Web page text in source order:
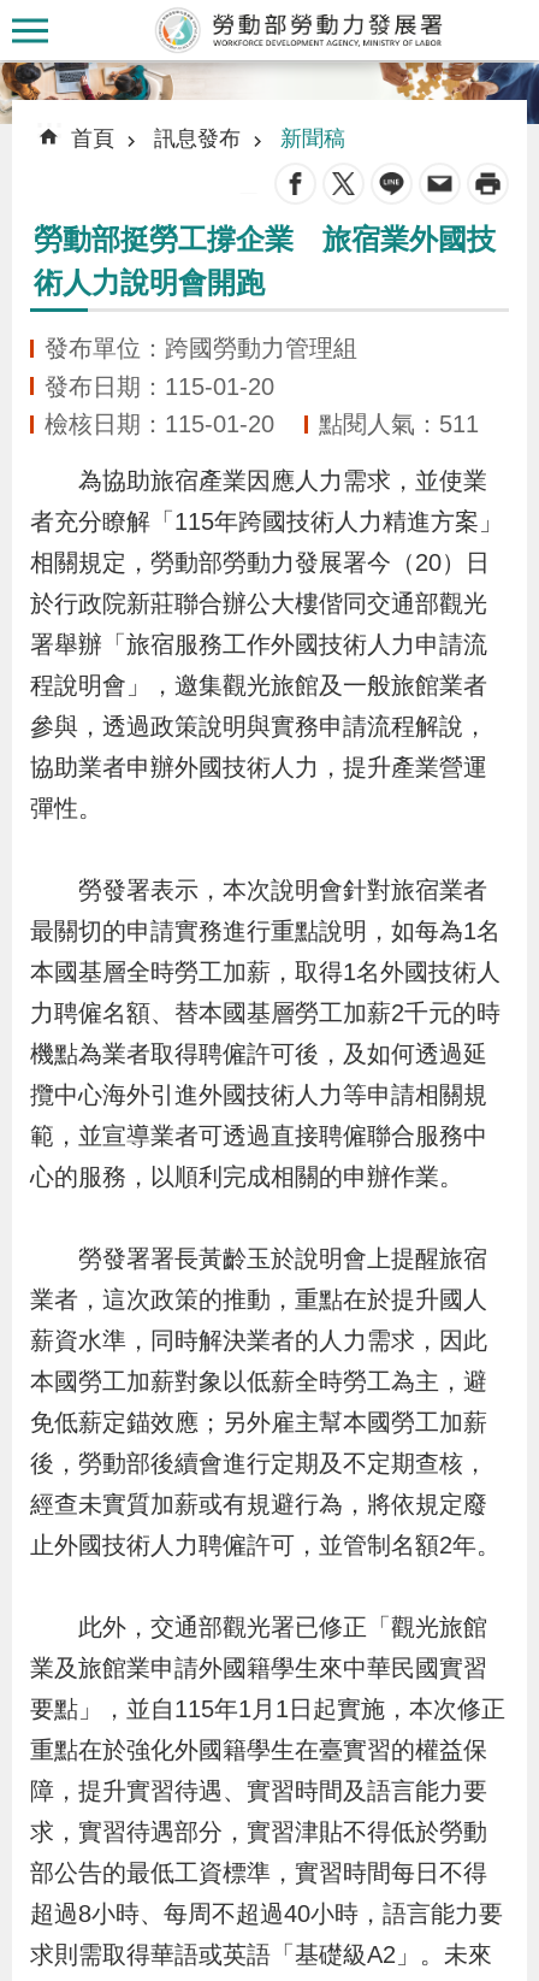
跳到主要內容區塊
認
識
署
訊
發
布
為
民
服
務
業
區
線
上
申
辦
宣
區
相
關
連
結
網
覽
民
箱
文
服
統
訊
E
l
i
s
h
回
R
隱
私
權
:::
::: 首頁 訊息發布 新聞稿
勞動部挺勞工撐企業 旅宿業外國技
術人力說明會開跑
發布單位：跨國勞動力管理組
發布日期：115-01-20
檢核日期：115-01-20
點閱人氣：511
為協助旅宿產業因應人力需求，並使業
者充分瞭解「115年跨國技術人力精進方案」
相關規定，勞動部勞動力發展署今（20）日
於行政院新莊聯合辦公大樓偕同交通部觀光
署舉辦「旅宿服務工作外國技術人力申請流
程說明會」，邀集觀光旅館及一般旅館業者
參與，透過政策說明與實務申請流程解說，
協助業者申辦外國技術人力，提升產業營運
彈性。
勞發署表示，本次說明會針對旅宿業者
最關切的申請實務進行重點說明，如每為1名
本國基層全時勞工加薪，取得1名外國技術人
力聘僱名額、替本國基層勞工加薪2千元的時
機點為業者取得聘僱許可後，及如何透過延
攬中心海外引進外國技術人力等申請相關規
範，並宣導業者可透過直接聘僱聯合服務中
心的服務，以順利完成相關的申辦作業。
勞發署署長黃齡玉於說明會上提醒旅宿
業者，這次政策的推動，重點在於提升國人
薪資水準，同時解決業者的人力需求，因此
本國勞工加薪對象以低薪全時勞工為主，避
免低薪定錨效應；另外雇主幫本國勞工加薪
後，勞動部後續會進行定期及不定期查核，
經查未實質加薪或有規避行為，將依規定廢
止外國技術人力聘僱許可，並管制名額2年。
此外，交通部觀光署已修正「觀光旅館
業及旅館業申請外國籍學生來中華民國實習
要點」，並自115年1月1日起實施，本次修正
重點在於強化外國籍學生在臺實習的權益保
障，提升實習待遇、實習時間及語言能力要
求，實習待遇部分，實習津貼不得低於勞動
部公告的最低工資標準，實習時間每日不得
超過8小時、每周不超過40小時，語言能力要
求則需取得華語或英語「基礎級A2」。未來